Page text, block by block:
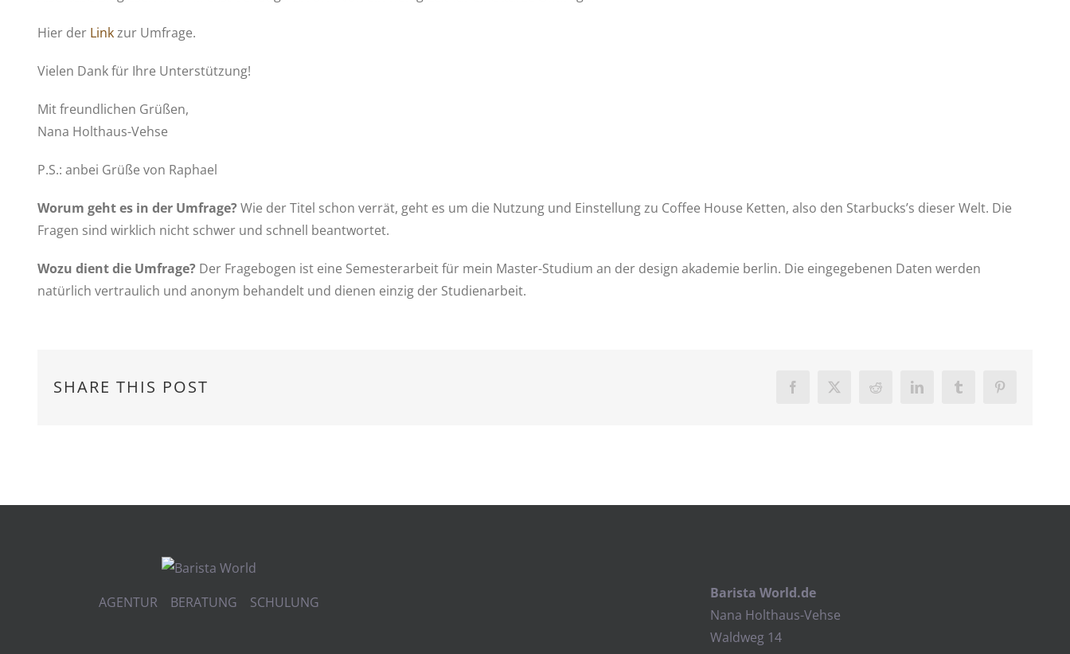
Hier der Linkzur Umfrage.
Vielen Dank für Ihre Unterstützung!
Mit freundlichen Grüßen,
Nana Holthaus-Vehse
P.S.: anbei Grüße von Raphael
Worum geht es in der Umfrage? Wie der Titel schon verrät, geht es um die Nutzung und Einstellung zu Coffee House Ketten, also den Starbucks’s dieser Welt. Die
Fragen sind wirklich nicht schwer und schnell beantwortet.
Wozu dient die Umfrage? Der Fragebogen ist eine Semesterarbeit für mein Master-Studium an der design akademie berlin. Die eingegebenen Daten werden
natürlich vertraulich und anonym behandelt und dienen einzig der Studienarbeit.
SHARE THIS POST FacebookTwitter Reddit LinkedInTumblr Pinterest
AGENTUR BERATUNG SCHULUNG
Barista World.de
Nana Holthaus-Vehse
Waldweg 14